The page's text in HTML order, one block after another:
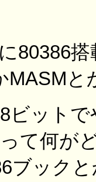
80386
MASMと
ビット
て何が
ブック